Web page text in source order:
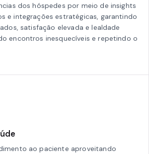
dos hóspedes por meio de insights
e integrações estratégicas, garantindo
satisfação elevada e lealdade
encontros inesquecíveis e repetindo o
ao paciente aproveitando